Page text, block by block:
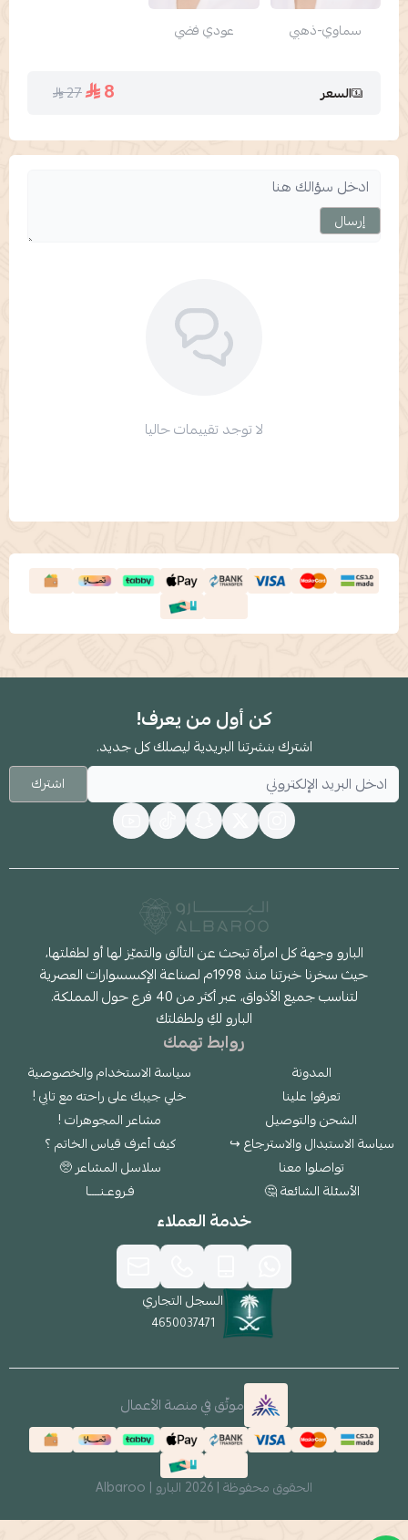
سماوي-ذهبي عودي فضي
السعر 8
27
إرسال
لا توجد تقييمات حاليا
كن أول من يعرف!
اشترك بنشرتنا البريدية ليصلك كل جديد.
اشترك
البارو وجهة كل امرأة تبحث عن التألق والتميّز لها أو لطفلتها،
حيث سخرنا خبرتنا منذ 1998م لصناعة الإكسسوارات العصرية
لتناسب جميع الأذواق، عبر أكثر من 40 فرع حول المملكة.
البارو لكِ ولطفلتك
روابط تهمك
المدونة
تعرفوا علينا
الشحن والتوصيل
سياسة الاستبدال والاسترجاع ↪
تواصلوا معنا
الأسئلة الشائعة 🤔
سياسة الاستخدام والخصوصية
خلي جيبك على راحته مع تابي !
مشاعر المجوهرات !
كيف أعرف قياس الخاتم ؟
سلاسل المشاعر 🥺
فـروعـنــــا
خدمة العملاء
السجل التجاري
4650037471
موثّق في منصة الأعمال
الحقوق محفوظة | 2026 البارو | Albaroo